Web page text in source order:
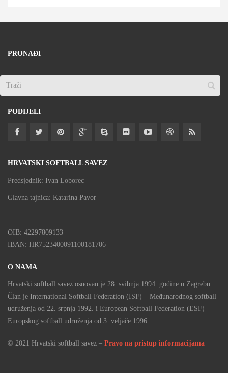
PRONAĐI
PODIJELI
HRVATSKI SOFTBALL SAVEZ
Predsjednik: Ivan Loborec
Glavna tajnica: Katarina Pavor
OIB: 42297809133
IBAN: HR7523400091100181706
O NAMA
Hrvatski softball savez osnovan je 28. svibnja 1994. godine u Zagrebu.
Član je International Softball Federation (ISF) – Međunarodnog softball
udruženja od 22. srpnja 1992. i European Softball Federation (ESF) –
Europskog softball udruženja od 3. veljače 1996.
© 2021 Hrvatski softball savez – Pravo na pristup informacijama